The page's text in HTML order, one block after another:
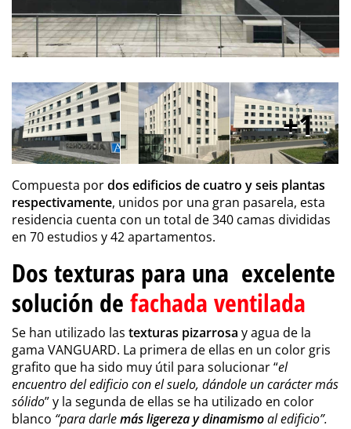
1
Compuesta pordos edificios de cuatro y seis plantas
respectivamente, unidos por una gran pasarela, esta
residencia cuenta con un total de 340 camas divididas
en 70 estudios y 42 apartamentos.
Dos texturas para una excelente
solución de fachada ventilada
Se han utilizado las texturas pizarrosa y agua de la
gama VANGUARD. La primera de ellas en un color gris
grafito que ha sido muy útil para solucionar “el
encuentro del edificio con el suelo, dándole un carácter más
sólido” y la segunda de ellas se ha utilizado en color
blanco “para darlemás ligereza y dinamismoal edificio”.